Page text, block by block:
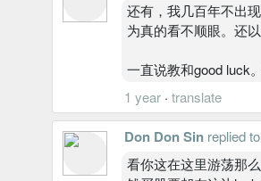
还有，我几百年不出
为真的看不顺眼。还
一直说教和good luck
1 year · translate
Don Don Sin replied
看你这在这里游荡那